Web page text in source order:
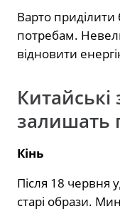
Варто
потребам.
відновити
Китайські
залишать
Кінь
Після 18 червня
старі образи.